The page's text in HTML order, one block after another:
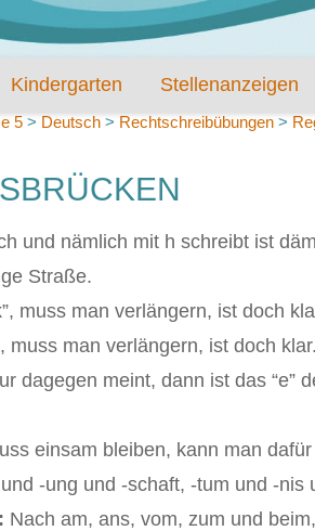
Kindergarten Stellenanzeigen
5 > Deutsch > Rechtschreibübungen >
und nämlich mit h schreibt ist
Straße.
muss man verlängern, ist doch
muss man verlängern, ist doch klar.
dagegen meint, dann ist das “e”
einsam bleiben, kann man dafür
-ung und -schaft, -tum und -
Nach am, ans, vom, zum und